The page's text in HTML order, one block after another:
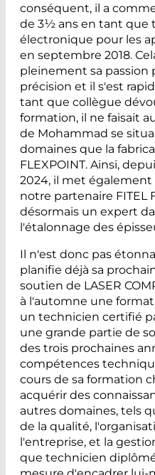
conséquent, il a
de 3½ ans en tant que
électronique pour les
en septembre 2018.
pleinement sa passion
précision et il s'est
tant que collègue
formation, il ne faisait
de Mohammad se
domaines que la
FLEXPOINT. Ainsi,
2024, il met
notre partenaire FITEL
désormais un expert
l'étalonnage des
Il n'est donc pas
planifie déjà sa
soutien de LASER
à l'automne une
un technicien certifié
une grande partie de
des trois prochaines
compétences
cours de sa formation
acquérir des
autres domaines, tels
de la qualité,
l'entreprise, et la
que technicien